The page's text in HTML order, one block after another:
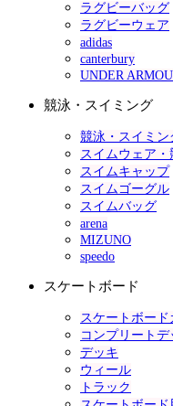
ラグビーバッグ
ラグビーウェア
adidas
canterbury
UNDER
競泳・スイミング
競泳・スイミン
スイムウェア・
スイムキャップ
スイムゴーグル
スイムバッグ
arena
MIZUNO
speedo
スケートボード
スケートボー
コンプリートデ
デッキ
ウィール
トラック